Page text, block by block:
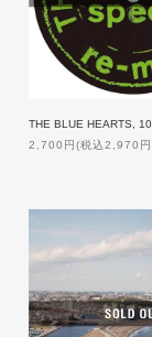
2,700円(税込2,970